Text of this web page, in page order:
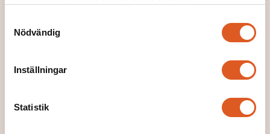
Nödvändig
Inställningar
Statistik
steg
hur du kan bidra som utbildare. Välj det område
du brinner för och vill dela din kunskap inom. Din
erfarenhet och engagemang kan göra en stor
skillnad för våra studenter och deltagare.